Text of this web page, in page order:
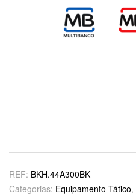
REF: BKH.44A300BK
Categorias: Equipamento Tático,